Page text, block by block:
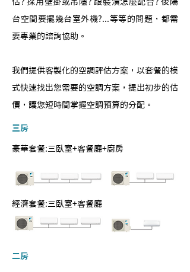
估? 採用壁掛或吊隱? 跟裝潢怎麼配合? 後陽
台空間要擺幾台室外機?...等等的問題，都需
要專業的諮詢協助。
我們提供客製化的空調評估方案，以套餐的模
式快速找出您需要的空調方案，提出初步的估
價，讓您短時間掌握空調預算的分配。
​三房
豪華套餐:三臥室+客餐廳+廚房
經濟套餐:三臥室+客餐廳
​二房